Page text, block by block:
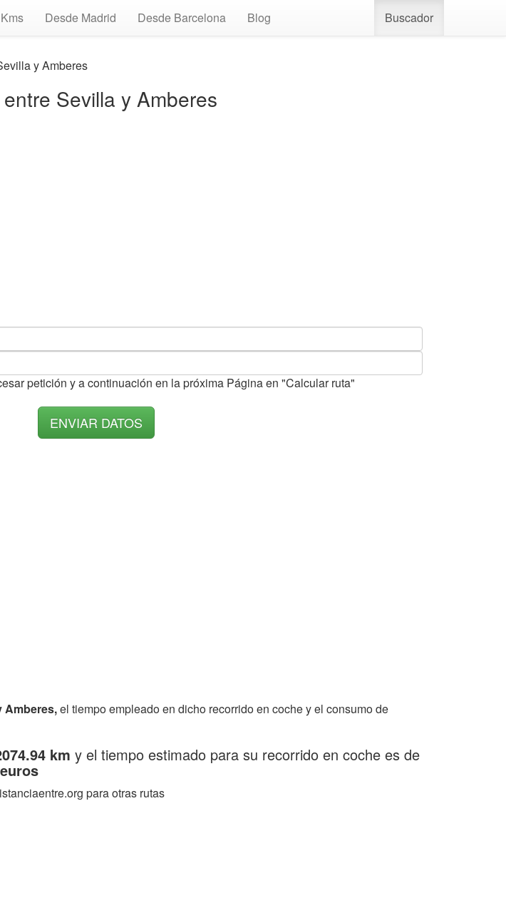
Desde Madrid Desde Barcelona Blog Buscador
y Amberes
Sevilla y Amberes
petición y a continuación en la próxima Página en "Calcular ruta"
Amberes,el tiempo empleado en dicho recorrido en coche y el consumo de
km y el tiempo estimado para su recorrido en coche es de
para otras rutas